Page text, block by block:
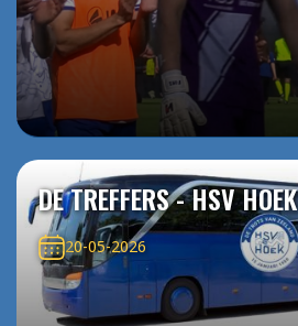
DE TREFFERS - HSV HOEK
20-05-2026